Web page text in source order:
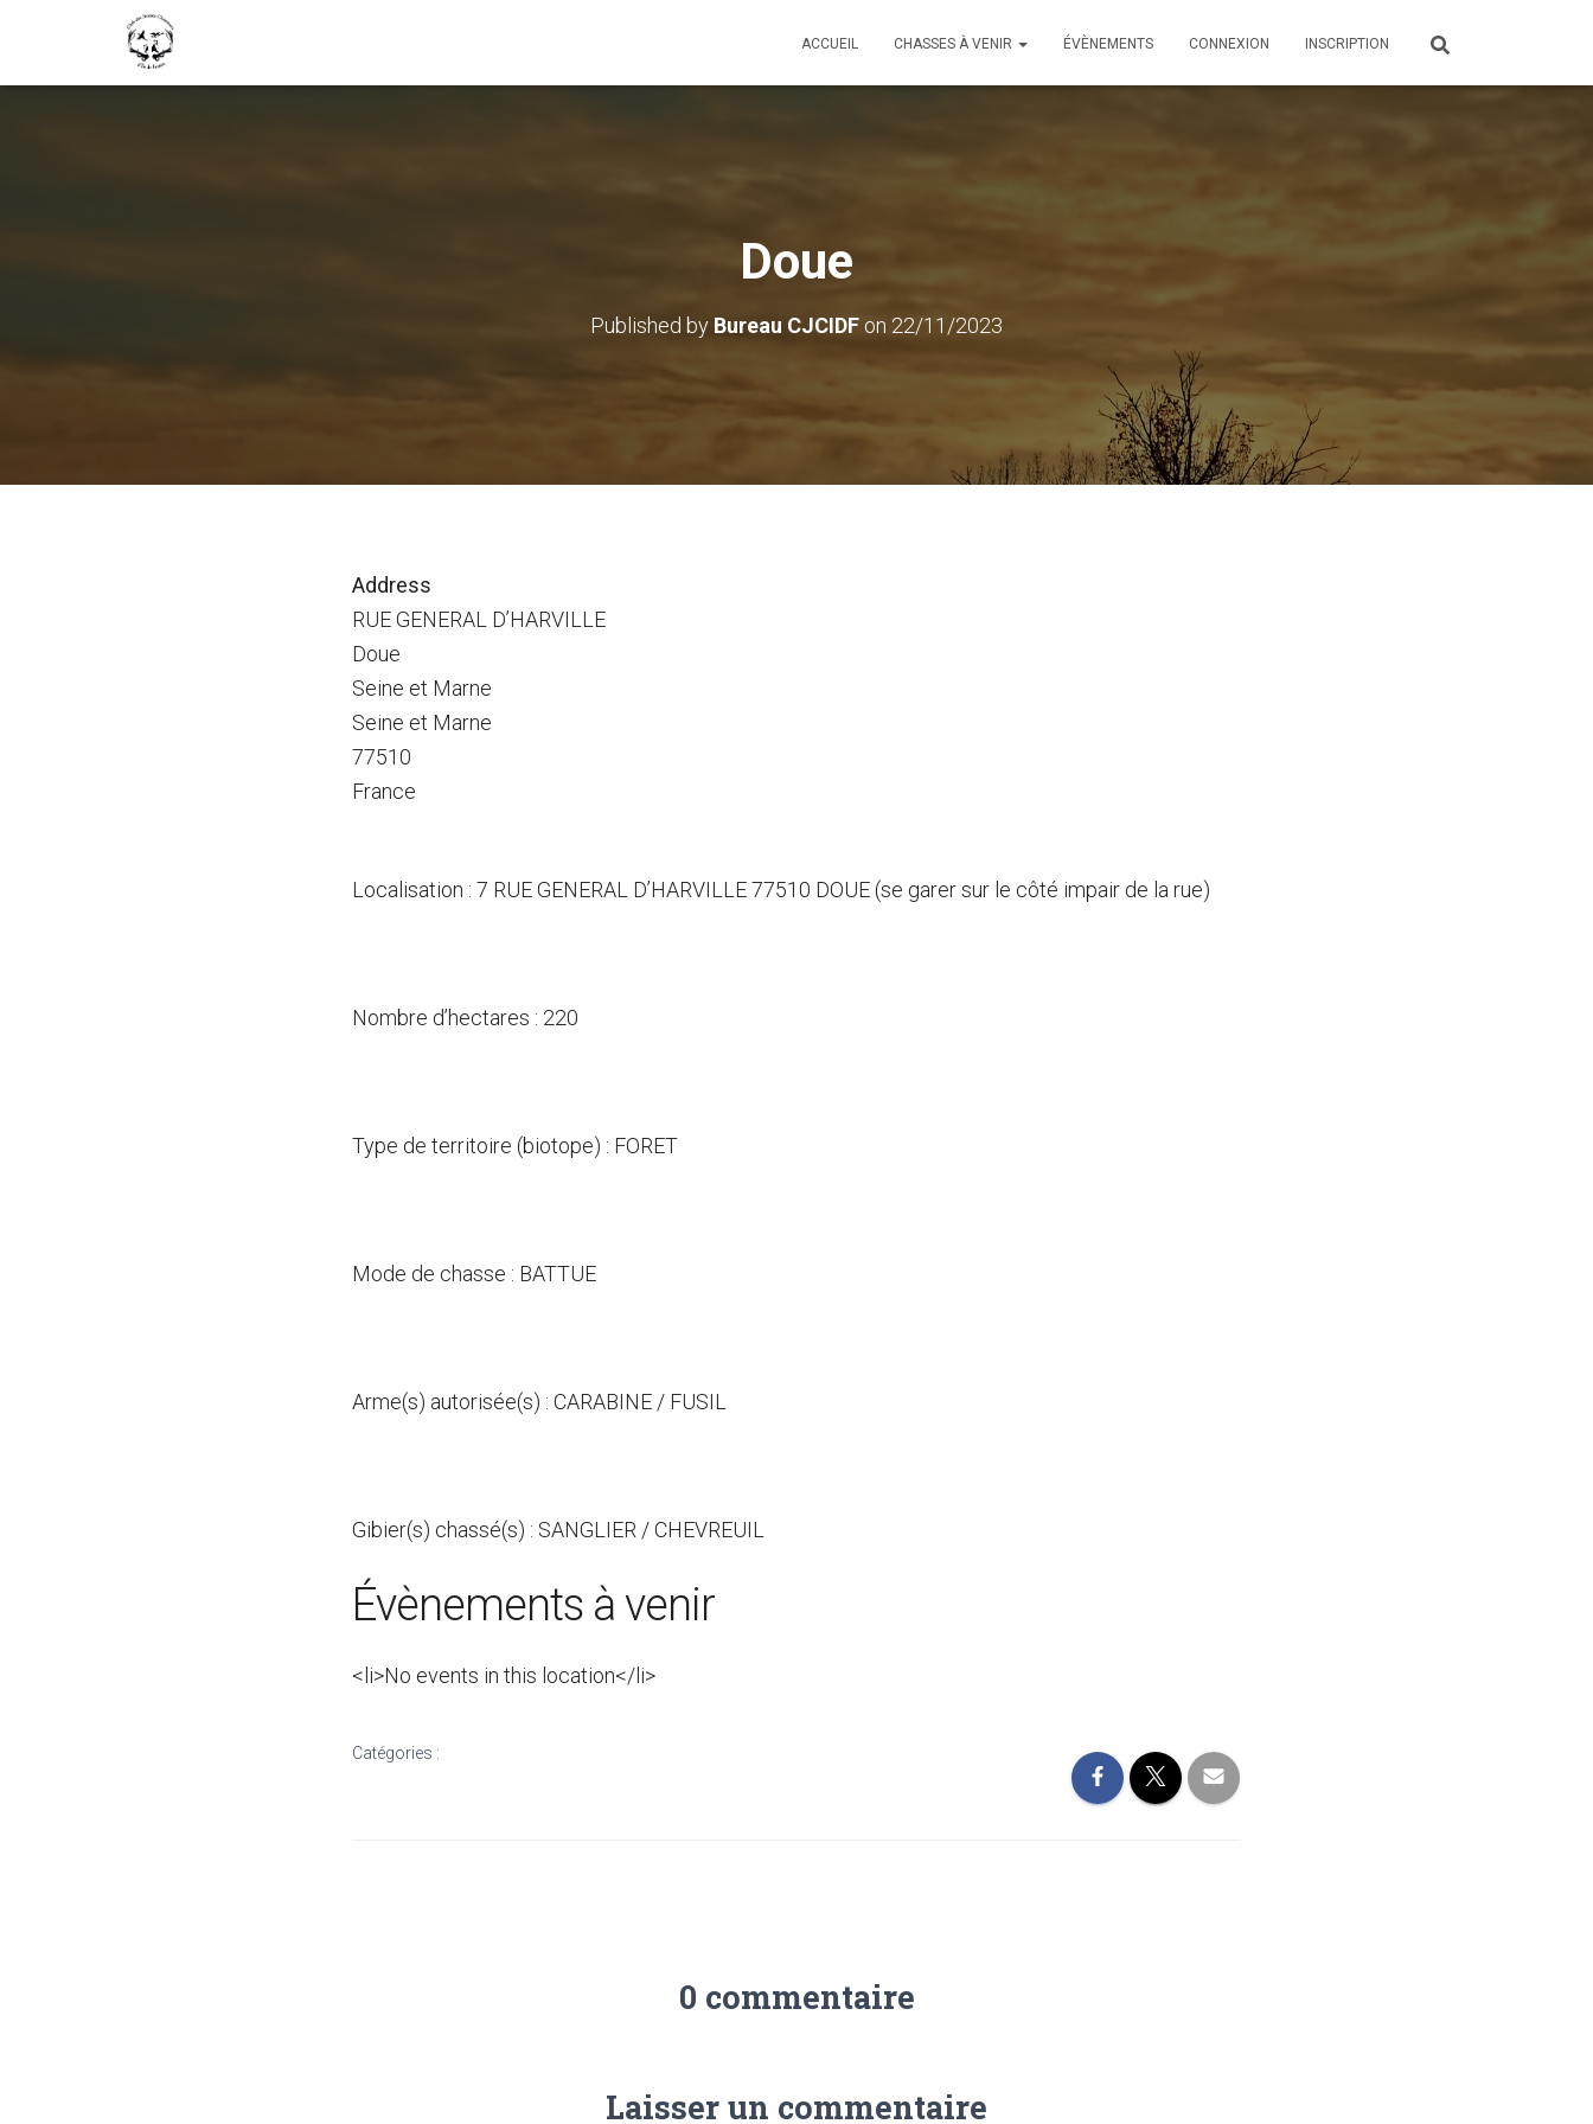
ACCUEIL CHASSES À VENIR ÉVÈNEMENTS CONNEXION INSCRIPTION
Doue
Published by Bureau CJCIDF on 22/11/2023
Address
RUE GENERAL D’HARVILLE
Doue
Seine et Marne
Seine et Marne
77510
France
Localisation : 7 RUE GENERAL D’HARVILLE 77510 DOUE (se garer sur le côté impair de la rue)
Nombre d’hectares : 220
Type de territoire (biotope) : FORET
Mode de chasse : BATTUE
Arme(s) autorisée(s) : CARABINE / FUSIL
Gibier(s) chassé(s) : SANGLIER / CHEVREUIL
Évènements à venir
<li>No events in this location</li>
Catégories :
0 commentaire
Laisser un commentaire